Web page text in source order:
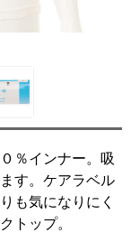
％インナー。吸
す。ケアラベル
も気になりにく
トップ。